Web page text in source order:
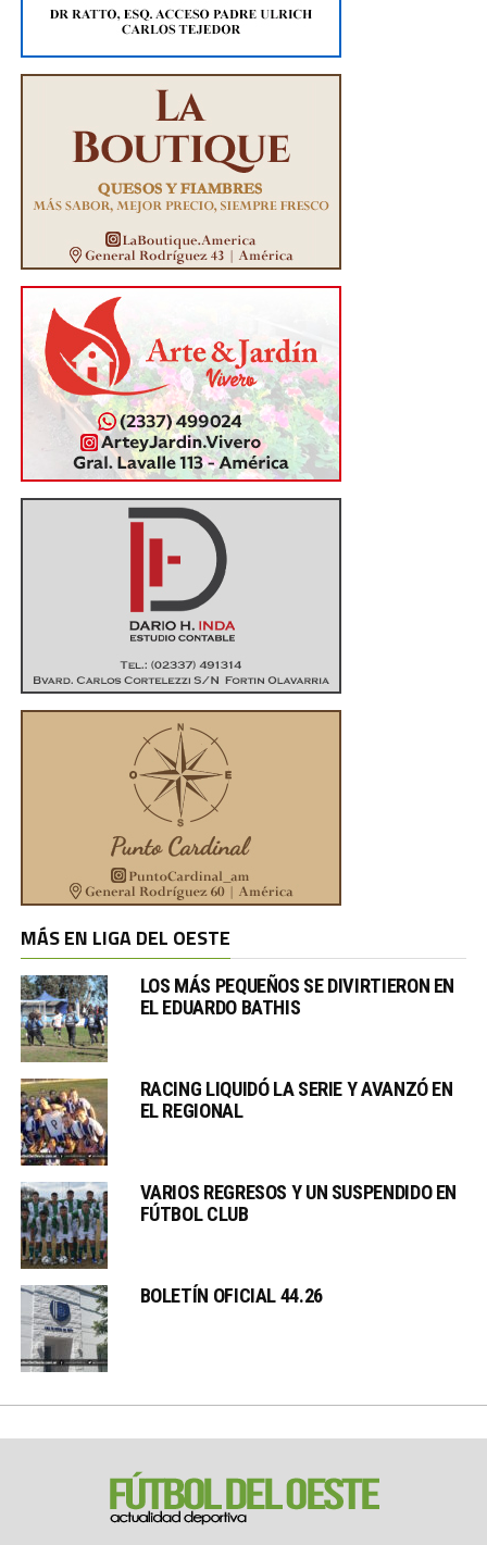
MÁS EN LIGA DEL OESTE
LOS MÁS PEQUEÑOS SE DIVIRTIERON EN
EL EDUARDO BATHIS
RACING LIQUIDÓ LA SERIE Y AVANZÓ EN
EL REGIONAL
VARIOS REGRESOS Y UN SUSPENDIDO EN
FÚTBOL CLUB
BOLETÍN OFICIAL 44.26